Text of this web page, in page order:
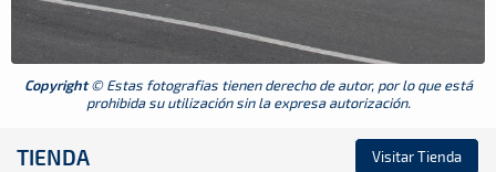
Copyright© Estas fotografias tienen derecho de autor, por lo que está
prohibida su utilización sin la expresa autorización.
TIENDA Visitar Tienda